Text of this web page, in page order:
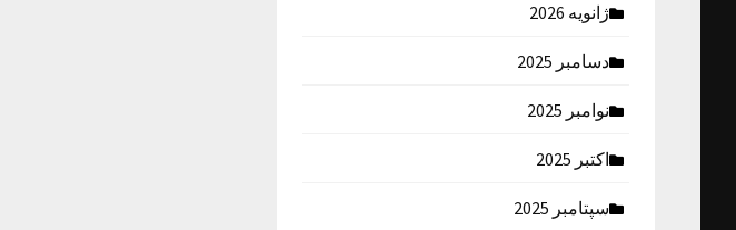
ژانویه 2026
دسامبر 2025
نوامبر 2025
اکتبر 2025
سپتامبر 2025